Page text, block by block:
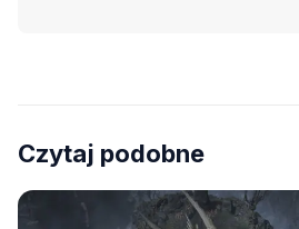
Czytaj podobne